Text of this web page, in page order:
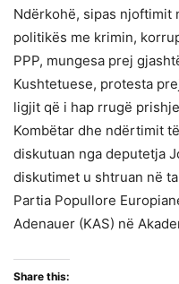
Ndërkohë, sipas njoftimit
politikës me krimin,
PPP, mungesa prej
Kushtetuese, protesta
ligjit që i hap rrugë
Kombëtar dhe ndërtimit
diskutuan nga deputetja
diskutimet u shtruan në
Partia Popullore
Adenauer (KAS) në
Share this: